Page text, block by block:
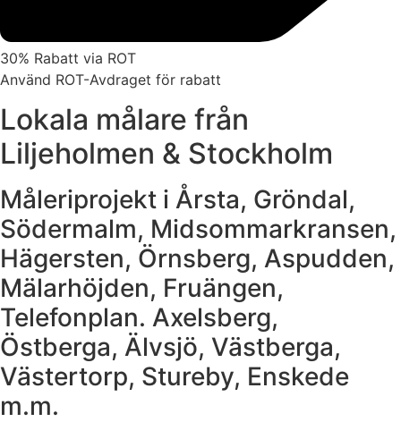
30% Rabatt via ROT
Använd ROT-Avdraget för rabatt
Lokala målare från
Liljeholmen & Stockholm
Måleriprojekt i Årsta, Gröndal,
Södermalm, Midsommarkransen,
Hägersten, Örnsberg, Aspudden,
Mälarhöjden, Fruängen,
Telefonplan. Axelsberg,
Östberga, Älvsjö, Västberga,
Västertorp, Stureby, Enskede
m.m.